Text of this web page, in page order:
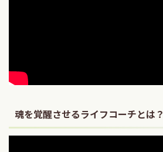
魂を覚醒させるライフコーチとは？